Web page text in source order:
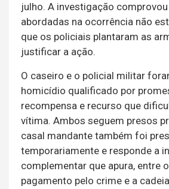
julho. A investigação
abordadas na ocorrência não
que os policiais plantaram as
justificar a ação.
O caseiro e o policial militar
homicídio qualificado por
recompensa e recurso que
vítima. Ambos seguem presos
casal mandante também foi
temporariamente e responde a
complementar que apura, entre
pagamento pelo crime e a